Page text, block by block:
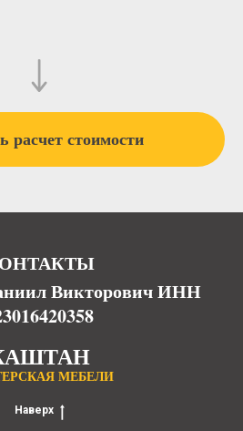
расчет стоимости
Викторович ИНН
МЕБЕЛИ
Наверх